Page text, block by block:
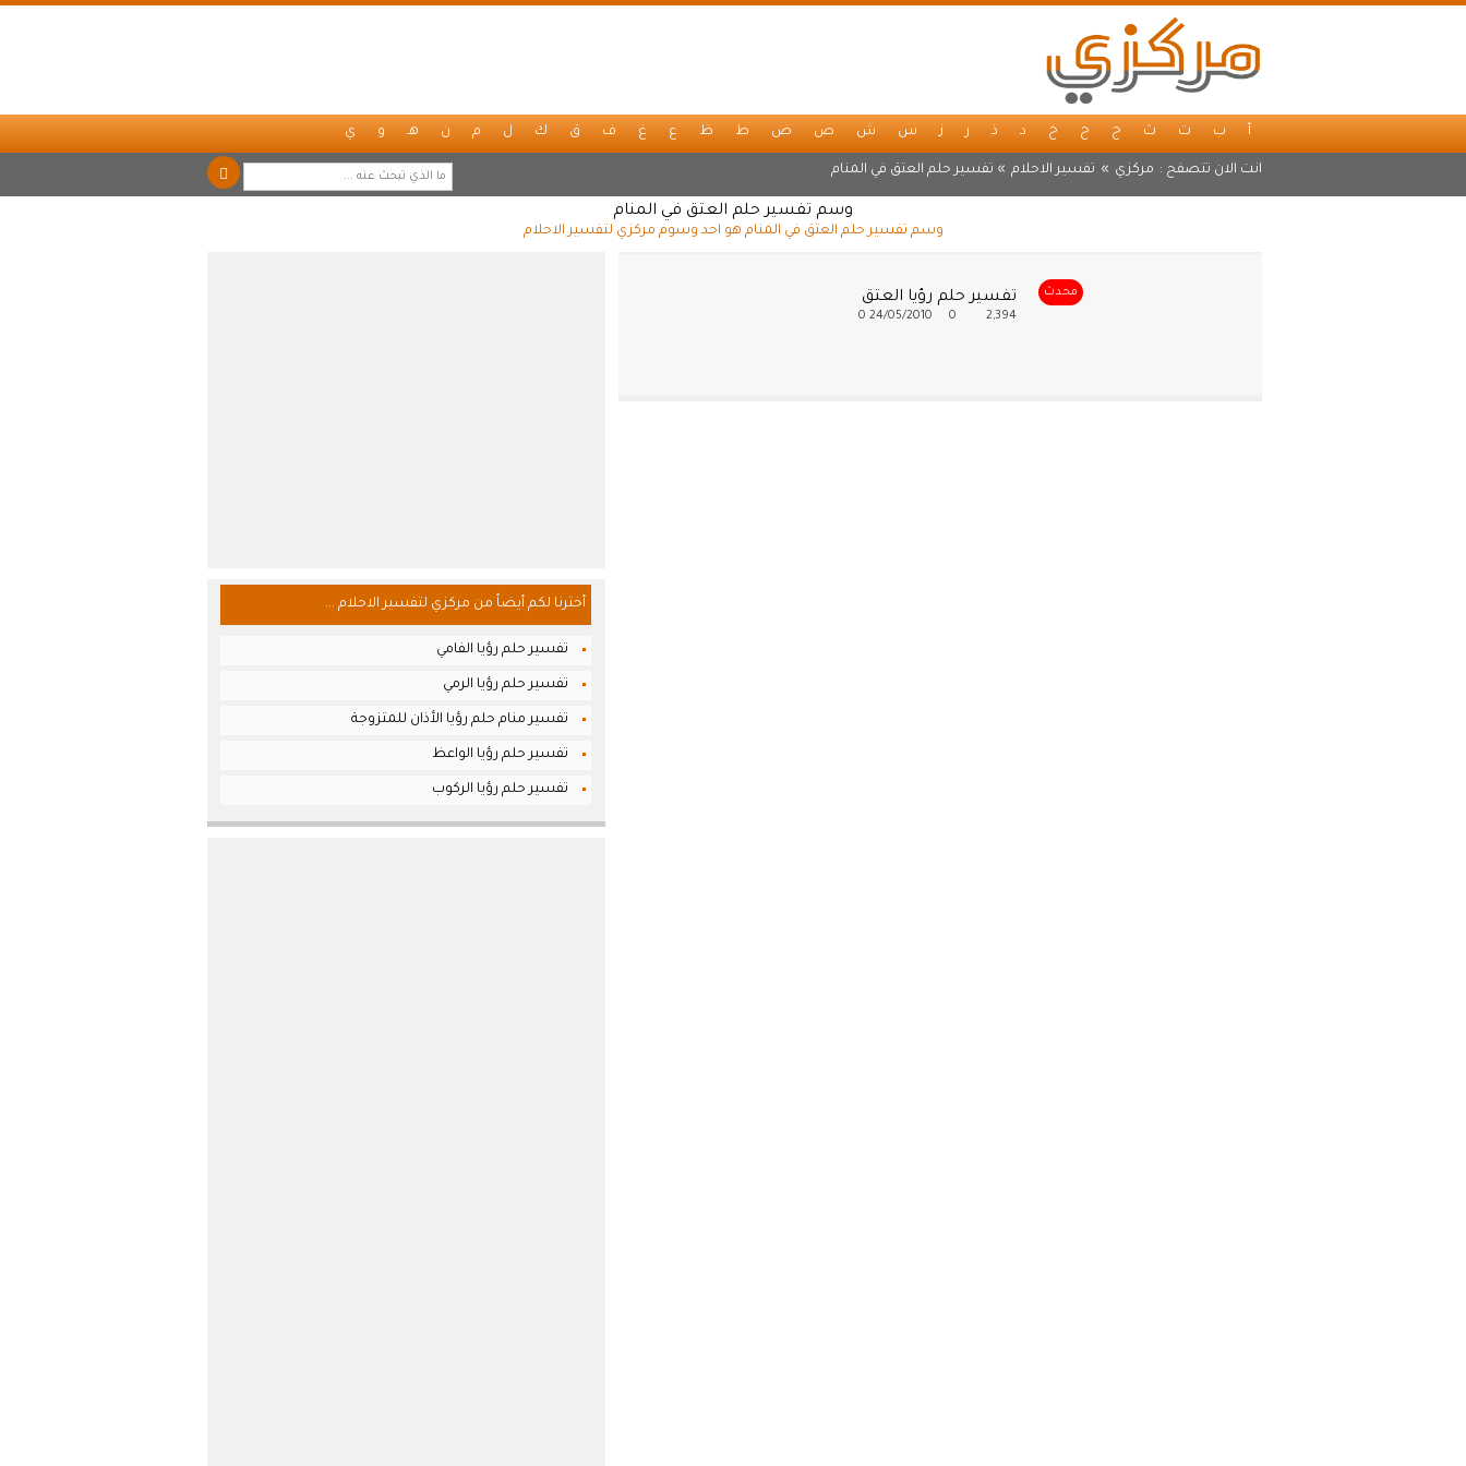
أ ب ت ث ج ح خ د ذ ر ز س ش ص ض ط ظ ع غ ف ق ك ل م ن هـ و ي
انت الان تتصفح : مركزي » تفسير الاحلام » تفسير حلم العتق في المنام
وسم تفسير حلم العتق في المنام
وسم تفسير حلم العتق في المنام هو احد وسوم مركزي لتفسير الاحلام
محدث تفسير حلم رؤيا العتق
2,394
24/05/2010
0
أخترنا لكم أيضاً من مركزي لتفسير الاحلام ...
تفسير حلم رؤيا الفامي
تفسير حلم رؤيا الرمي
تفسير منام حلم رؤيا الأذان للمتزوجة
تفسير حلم رؤيا الواعظ
تفسير حلم رؤيا الركوب